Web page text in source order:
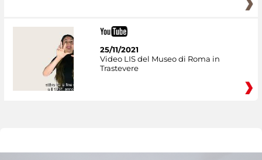
25/11/2021
Video LIS del Museo di Roma in
Trastevere